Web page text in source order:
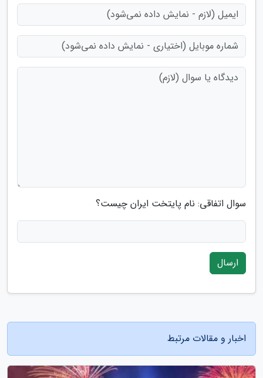
سوال اتفاقی: نام پایتخت ایران چیست؟
ارسال
اخبار و مقالات مرتبط